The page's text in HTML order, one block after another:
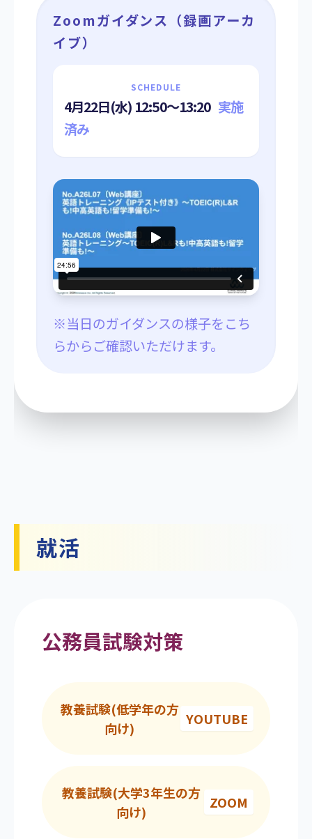
Zoomガイダンス（録画アーカ
イブ）
SCHEDULE
4月22日(水) 12:50〜13:20 実施
済み
※当日のガイダンスの様子をこち
らからご確認いただけます。
就活
公務員試験対策
教養試験(低学年の方
向け)
YOUTUBE
教養試験(大学3年生の方
向け)
ZOOM